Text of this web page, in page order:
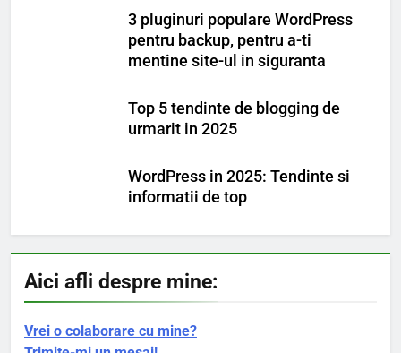
3 pluginuri populare WordPress
pentru backup, pentru a-ti
mentine site-ul in siguranta
Top 5 tendinte de blogging de
urmarit in 2025
WordPress in 2025: Tendinte si
informatii de top
Aici afli despre mine:
Vrei o colaborare cu mine?